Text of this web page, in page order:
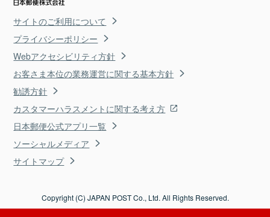
サイトのご利用について
プライバシーポリシー
Webアクセシビリティ方針
お客さま本位の業務運営に関する基本方針
勧誘方針
カスタマーハラスメントに関する考え方
日本郵便公式アプリ一覧
ソーシャルメディア
サイトマップ
Copyright (C) JAPAN POST Co., Ltd. All Rights Reserved.